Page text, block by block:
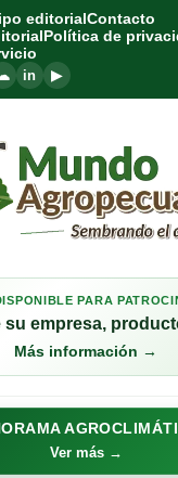
editorialContacto
Política de
in ▶
PARA
su empresa,
Más información →
Ver más →